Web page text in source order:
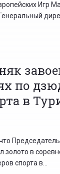
Игр
по
в
золото в
спорта в...